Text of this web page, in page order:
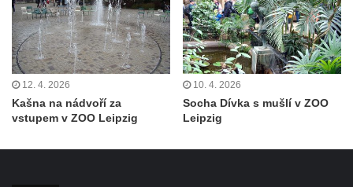
Fontána před kolonádou Rudolfova a
Karolinina pramene v Mariánských Lázních
Zpívající fontána v Mariánských Lázních
Vodotrysk Vodník v jezírku u promenády
města Bad Homburgu v Mariánských
Lázních
12. 4. 2026
Kašna na nádvoří za
vstupem v ZOO Leipzig
10. 4. 2026
Socha Dívka s mušlí v ZOO
Leipzig